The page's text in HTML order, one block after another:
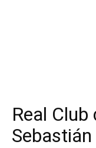
Real Club
Sebastián